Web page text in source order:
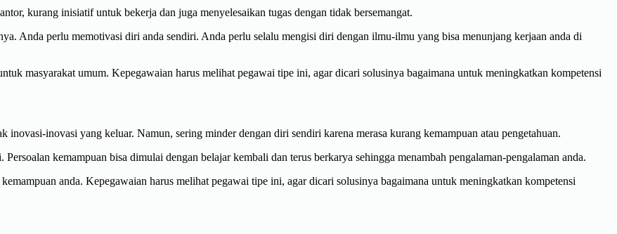
kurang inisiatif untuk bekerja dan juga menyelesaikan tugas dengan tidak bersemangat.
Anda perlu memotivasi diri anda sendiri. Anda perlu selalu mengisi diri dengan ilmu-ilmu yang bisa menunjang kerjaan anda di
masyarakat umum. Kepegawaian harus melihat pegawai tipe ini, agar dicari solusinya bagaimana untuk meningkatkan kompetensi
inovasi yang keluar. Namun, sering minder dengan diri sendiri karena merasa kurang kemampuan atau pengetahuan.
kemampuan bisa dimulai dengan belajar kembali dan terus berkarya sehingga menambah pengalaman-pengalaman anda.
anda. Kepegawaian harus melihat pegawai tipe ini, agar dicari solusinya bagaimana untuk meningkatkan kompetensi